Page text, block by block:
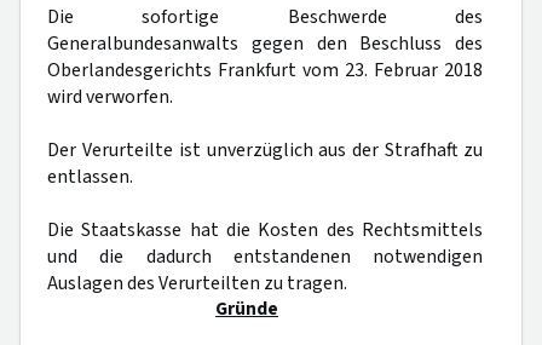
Die sofortige Beschwerde des
Generalbundesanwalts gegen den Beschluss des
Oberlandesgerichts Frankfurt vom 23. Februar 2018
wird verworfen.
Der Verurteilte ist unverzüglich aus der Strafhaft zu
entlassen.
Die Staatskasse hat die Kosten des Rechtsmittels
und die dadurch entstandenen notwendigen
Auslagen des Verurteilten zu tragen.
Gründe